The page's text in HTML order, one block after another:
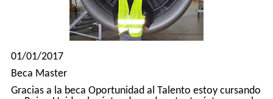
01/01/2017
Beca Master
Gracias a la beca Oportunidad al Talento estoy cursando